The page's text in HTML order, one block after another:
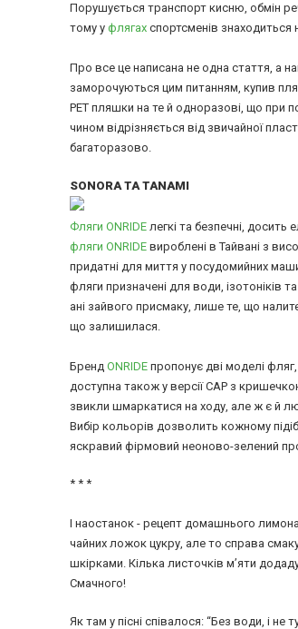
Порушується транспорт кисню, обмін
тому у флягах спортсменів знаходиться
Про все це написана не одна стаття, а
заморочуються цим питанням, купив
PET пляшки на те й одноразові, що при
чином відрізняється від звичайної
багаторазово.
SONORA ТА TANAMI
Фляги ONRIDE легкі та безпечні, досить
фляги ONRIDE вироблені в Тайвані з
придатні для миття у посудомийних
фляги призначені для води, ізотоніків
ані зайвого присмаку, лише те, що
що залишилася.
Бренд ONRIDE пропонує дві моделі
доступна також у версії CAP з
звикли шмаркатися на ходу, але ж є й
Вибір кольорів дозволить кожному
яскравий фірмовий неоново-зелений
* * *
І наостанок - рецепт домашнього
чайних ложок цукру, але то справа
шкірками. Кілька листочків м’яти
Смачного!
Як там у пісні співалося: “Без води, і